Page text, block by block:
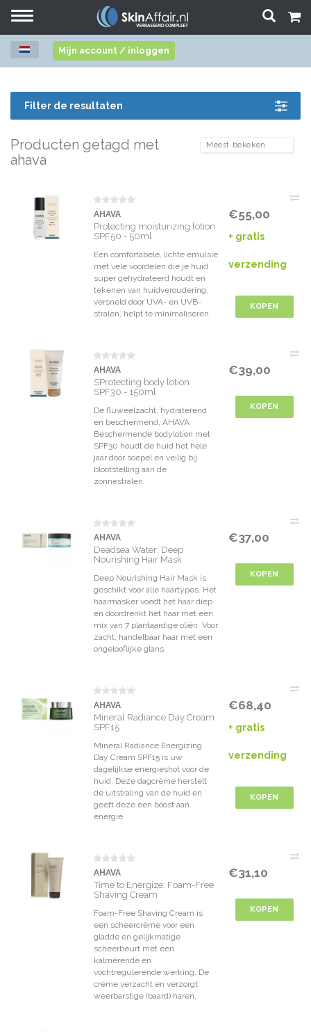
Toggle
Mijn account / inloggen
Filter de resultaten
Producten getagd met
ahava
AHAVA
Protecting moisturizing lotion
SPF50 - 50ml
Een comfortabele, lichte emulsie
met vele voordelen die je huid
super gehydrateerd houdt en
tekenen van huidveroudering,
versneld door UVA- en UVB-
stralen, helpt te minimaliseren.
€55,00
+ gratis
verzending
KOPEN
AHAVA
SProtecting body lotion
SPF30 - 150ml
De fluweelzacht, hydraterend
en beschermend, AHAVA
Beschermende bodylotion met
SPF30 houdt de huid het hele
jaar door soepel en veilig bij
blootstelling aan de
zonnestralen.
€39,00
KOPEN
AHAVA
Deadsea Water: Deep
Nourishing Hair Mask
Deep Nourishing Hair Mask is
geschikt voor alle haartypes. Het
haarmasker voedt het haar diep
en doordrenkt het haar met een
mix van 7 plantaardige oliën. Voor
zacht, handelbaar haar met een
ongelooflijke glans.
€37,00
KOPEN
AHAVA
Mineral Radiance Day Cream
SPF15
Mineral Radiance Energizing
Day Cream SPF15 is uw
dagelijkse energieshot voor de
huid. Deze dagcrème herstelt
de uitstraling van de huid en
geeft deze een boost aan
energie.
€68,40
+ gratis
verzending
KOPEN
AHAVA
Time to Energize: Foam-Free
Shaving Cream
Foam-Free Shaving Cream is
een scheercrème voor een
gladde en gelijkmatige
scheerbeurt met een
kalmerende en
vochtregulerende werking. De
crème verzacht en verzorgt
weerbarstige (baard) haren.
€31,10
KOPEN